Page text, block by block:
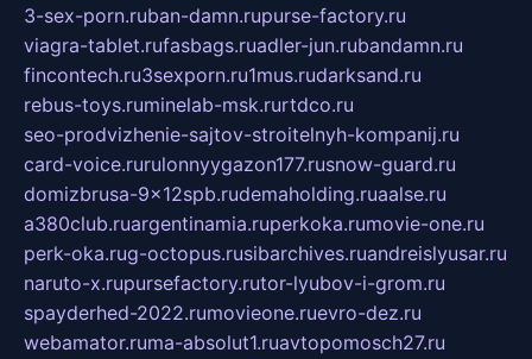
3-sex-porn.ruban-damn.rupurse-factory.ru
viagra-tablet.rufasbags.ruadler-jun.rubandamn.ru
fincontech.ru3sexporn.ru1mus.rudarksand.ru
rebus-toys.ruminelab-msk.rurtdco.ru
seo-prodvizhenie-sajtov-stroitelnyh-kompanij.ru
card-voice.rurulonnyygazon177.rusnow-guard.ru
domizbrusa-9x12spb.rudemaholding.ruaalse.ru
a380club.ruargentinamia.ruperkoka.rumovie-one.ru
perk-oka.rug-octopus.rusibarchives.ruandreislyusar.ru
naruto-x.rupursefactory.rutor-lyubov-i-grom.ru
spayderhed-2022.rumovieone.ruevro-dez.ru
webamator.ruma-absolut1.ruavtopomosch27.ru